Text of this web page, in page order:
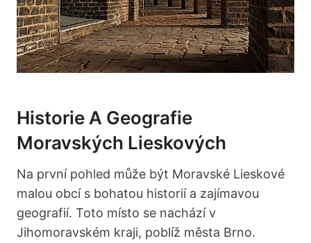
Historie A Geografie
Moravských Lieskových
Na první pohled může být Moravské Lieskové
malou obcí s bohatou historií a zajímavou
geografií. Toto místo se nachází v
Jihomoravském kraji, poblíž města Brno.